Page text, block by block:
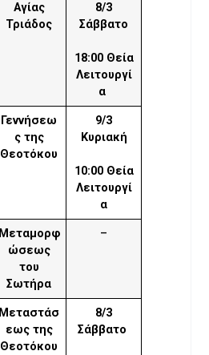
Αγίας
Τριάδος
8/3
Σάββατο
18:00 Θεία
Λειτουργί
α
Γεννήσεω
ς της
Θεοτόκου
9/3
Κυριακή
10:00 Θεία
Λειτουργί
α
Μεταμορφ
ώσεως
του
Σωτήρα
–
Μεταστάσ
εως της
Θεοτόκου
8/3
Σάββατο